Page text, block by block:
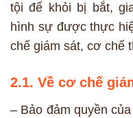
tội để khỏi bị bắt,
hình sự được thực
chế giám sát, cơ chế
2.1. Về cơ chế
– Bảo đảm quyền